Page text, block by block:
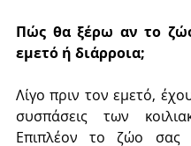
Πώς θα ξέρω αν το
εμετό ή διάρροια;
Λίγο πριν τον εμετό,
συσπάσεις των
Επιπλέον το ζώο σας